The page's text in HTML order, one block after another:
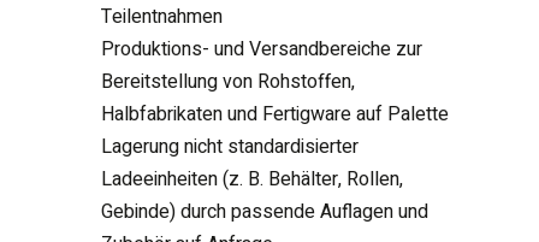
Teilentnahmen
Produktions- und Versandbereiche zur
Bereitstellung von Rohstoffen,
Halbfabrikaten und Fertigware auf Palette
Lagerung nicht standardisierter
Ladeeinheiten (z. B. Behälter, Rollen,
Gebinde) durch passende Auflagen und